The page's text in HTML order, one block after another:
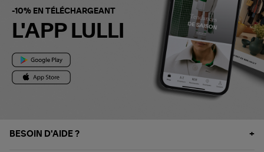
-10% EN TÉLÉCHARGEANT
L'APP LULLI
BESOIN D'AIDE ?